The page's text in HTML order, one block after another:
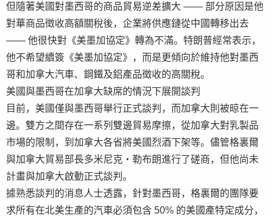
但隨著美國對墨西哥的商品貿易逆差擴大 —— 部分原因是他
對華商品徵收高額關稅後，企業將供應鏈從中國轉移出去
—— 他很快對《美墨加協定》轉為不滿。特朗普經常表示，
他不希望續簽《美墨加協定》，而是更傾向於維持他對墨西
哥和加拿大汽車、鋼鐵及鋁產品徵收的高關稅。
美國與墨西哥在加拿大缺席的情況下展開談判
目前，美國僅與墨西哥舉行正式談判，而加拿大則被晾在一
邊。雙方之間存在一系列雙邊貿易摩擦，從加拿大對乳製品
市場的限制，到加拿大各省將美國烈酒下架等。儘管格裏爾
與加拿大貿易部長多米尼克・勒布朗進行了磋商，但他尚未
計畫與加拿大啟動正式談判。
據熟悉談判的消息人士透露，針對墨西哥，格裏爾的團隊要
求所有在北美生產的汽車必須包含 50% 的美國產特定成分，